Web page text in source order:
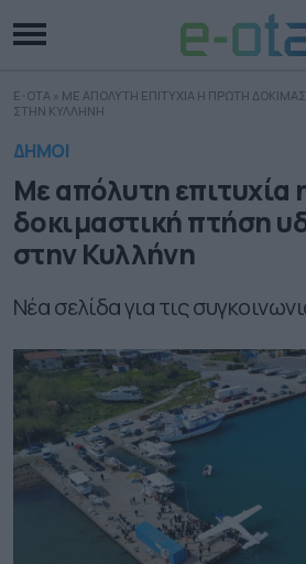
E-OTA » ΜΕ ΑΠΟΛΥΤΗ ΕΠΙΤΥΧΙΑ Η ΠΡΩΤΗ
ΣΤΗΝ ΚΥΛΛΗΝΗ
ΔΗΜΟΙ
Με απόλυτη
δοκιμαστική πτήση
στην Κυλλήνη
Νέα σελίδα για τις